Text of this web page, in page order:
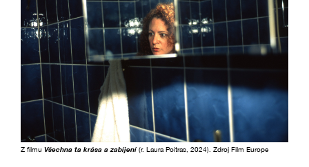
Z filmu Všechna ta krása a zabíjení(r. Laura Poitras, 2024). Zdroj Film Europe